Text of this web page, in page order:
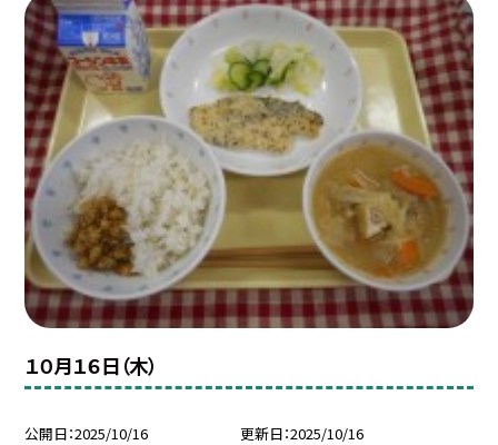
１０月１６日（木）
公開日 2025/10/16 更新日 2025/10/16